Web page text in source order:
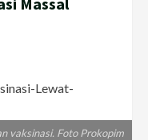
vaksinasi. Foto Prokopim